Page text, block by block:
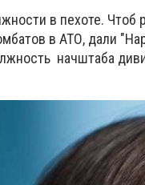
в пехоте. Чтоб
в АТО, дали
начштаба